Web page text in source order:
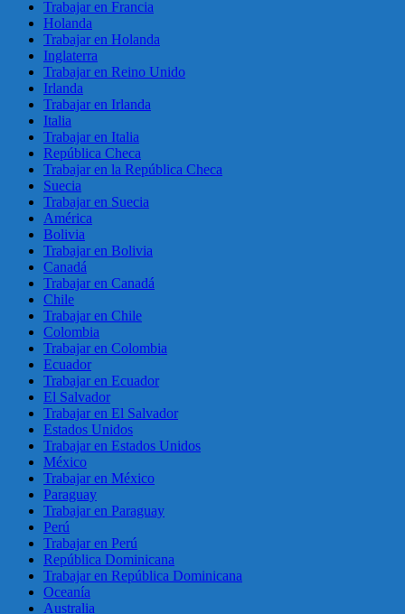
Trabajar en Francia
Holanda
Trabajar en Holanda
Inglaterra
Trabajar en Reino Unido
Irlanda
Trabajar en Irlanda
Italia
Trabajar en Italia
República Checa
Trabajar en la República Checa
Suecia
Trabajar en Suecia
América
Bolivia
Trabajar en Bolivia
Canadá
Trabajar en Canadá
Chile
Trabajar en Chile
Colombia
Trabajar en Colombia
Ecuador
Trabajar en Ecuador
El Salvador
Trabajar en El Salvador
Estados Unidos
Trabajar en Estados Unidos
México
Trabajar en México
Paraguay
Trabajar en Paraguay
Perú
Trabajar en Perú
República Dominicana
Trabajar en República Dominicana
Oceanía
Australia